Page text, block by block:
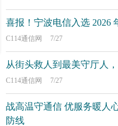
喜报！宁波电信入选 2026
C114通信网 7/27
从街头救人到最美守厅人
C114通信网 7/27
战高温守通信 优服务暖人
防线